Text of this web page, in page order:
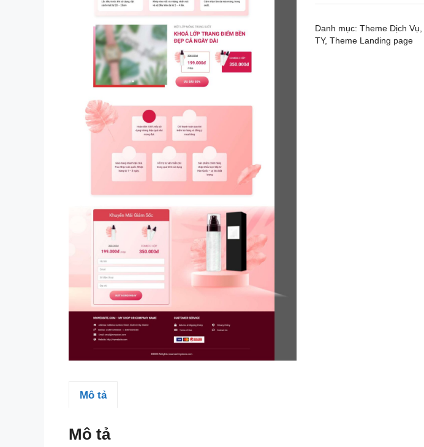
lading
khóa
Danh mục: Theme Dịch Vụ,
TY, Theme Landing page
Mô tả
Mô tả